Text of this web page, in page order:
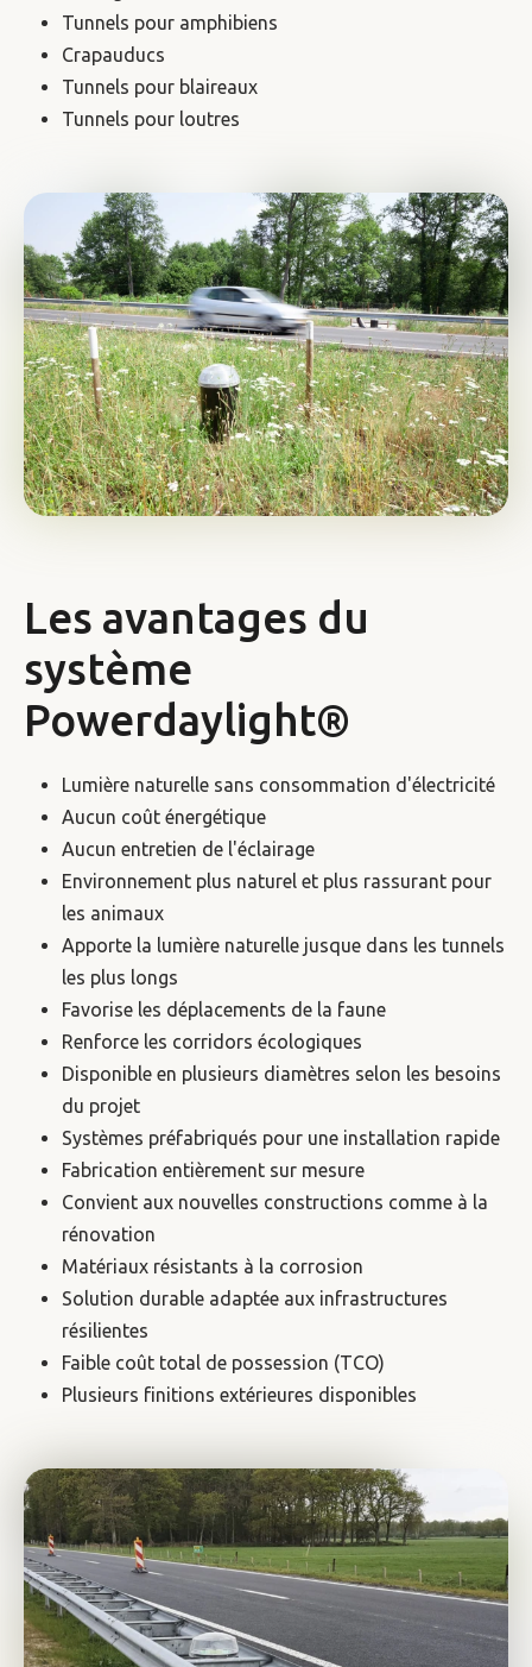
Tunnels pour amphibiens
Crapauducs
Tunnels pour blaireaux
Tunnels pour loutres
Les avantages du
système
Powerdaylight®
Lumière naturelle sans consommation d'électricité
Aucun coût énergétique
Aucun entretien de l'éclairage
Environnement plus naturel et plus rassurant pour
les animaux
Apporte la lumière naturelle jusque dans les tunnels
les plus longs
Favorise les déplacements de la faune
Renforce les corridors écologiques
Disponible en plusieurs diamètres selon les besoins
du projet
Systèmes préfabriqués pour une installation rapide
Fabrication entièrement sur mesure
Convient aux nouvelles constructions comme à la
rénovation
Matériaux résistants à la corrosion
Solution durable adaptée aux infrastructures
résilientes
Faible coût total de possession (TCO)
Plusieurs finitions extérieures disponibles